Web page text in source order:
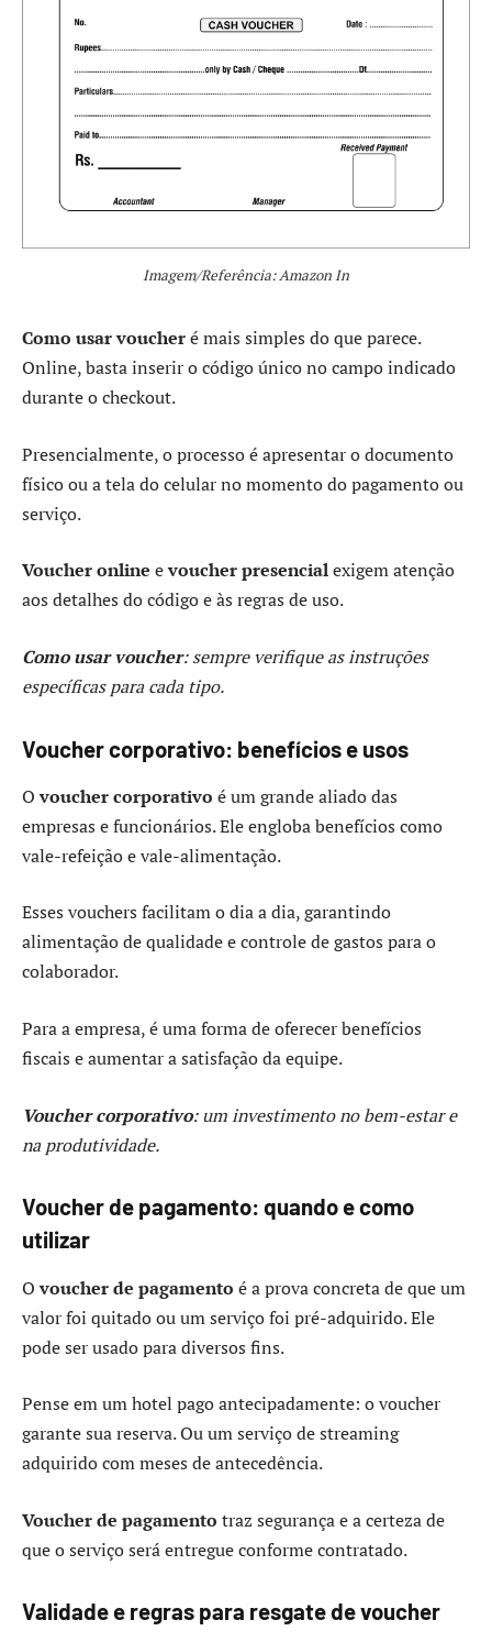
Imagem/Referência: Amazon In
Como usar voucheré mais simples do que parece.
Online, basta inserir o código único no campo indicado
durante o checkout.
Presencialmente, o processo é apresentar o documento
físico ou a tela do celular no momento do pagamento ou
serviço.
Voucher online evoucher presencialexigem atenção
aos detalhes do código e às regras de uso.
Como usar voucher: sempre verifique as instruções
específicas para cada tipo.
Voucher corporativo: benefícios e usos
Ovoucher corporativo é um grande aliado das
empresas e funcionários. Ele engloba benefícios como
vale-refeição e vale-alimentação.
Esses vouchers facilitam o dia a dia, garantindo
alimentação de qualidade e controle de gastos para o
colaborador.
Para a empresa, é uma forma de oferecer benefícios
fiscais e aumentar a satisfação da equipe.
Voucher corporativo: um investimento no bem-estar e
na produtividade.
Voucher de pagamento: quando e como
utilizar
Ovoucher de pagamento é a prova concreta de que um
valor foi quitado ou um serviço foi pré-adquirido. Ele
pode ser usado para diversos fins.
Pense em um hotel pago antecipadamente: o voucher
garante sua reserva. Ou um serviço de streaming
adquirido com meses de antecedência.
Voucher de pagamento traz segurança e a certeza de
que o serviço será entregue conforme contratado.
Validade e regras para resgate de voucher